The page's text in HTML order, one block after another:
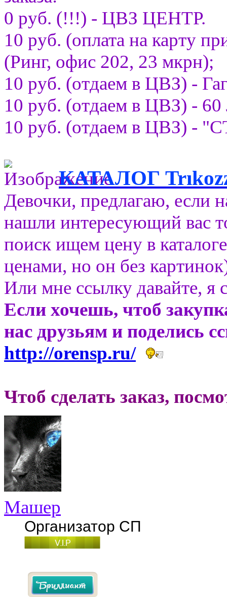
0 руб. (!!!) - ЦВЗ ЦЕНТР.
10 руб. (оплата на карту
(Ринг, офис 202, 23 мкрн);
10 руб. (отдаем в ЦВЗ) -
10 руб. (отдаем в ЦВЗ) -
10 руб. (отдаем в ЦВЗ) -
КАТАЛОГ
Девочки, предлагаю, если
нашли интересующий вас
поиск ищем цену в
ценами, но он без
Или мне ссылку давайте, я
Если хочешь, чтоб
нас друзьям и поделись
http://orensp.ru/
Чтоб сделать заказ,
Машер
Организатор СП